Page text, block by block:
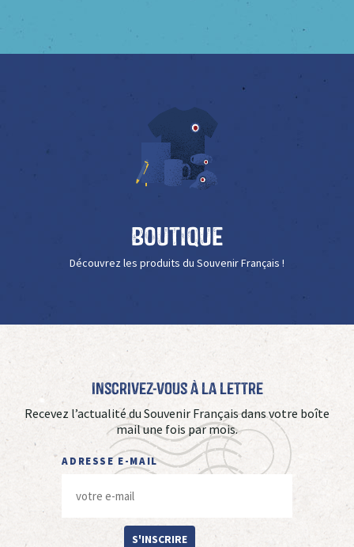
Boutique
Découvrez les produits du Souvenir Français !
Inscrivez-vous à La Lettre
Recevez l’actualité du Souvenir Français dans votre boîte
mail une fois par mois.
ADRESSE E-MAIL
S'INSCRIRE